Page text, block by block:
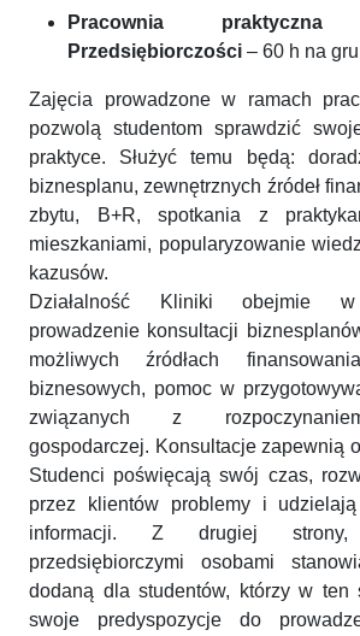
Pracownia
Przedsiębiorczości – 60 h na
Zajęcia prowadzone w ramach
pozwolą studentom sprawdzić
praktyce. Służyć temu będą:
biznesplanu, zewnętrznych źródeł
zbytu, B+R, spotkania z
mieszkaniami, popularyzowanie
kazusów.
Działalność Kliniki obejmie w
prowadzenie konsultacji
możliwych źródłach
biznesowych, pomoc w
związanych z
gospodarczej. Konsultacje zapewnią
Studenci poświęcają swój czas,
przez klientów problemy i
informacji. Z drugiej
przedsiębiorczymi osobami
dodaną dla studentów, którzy w ten
swoje predyspozycje do